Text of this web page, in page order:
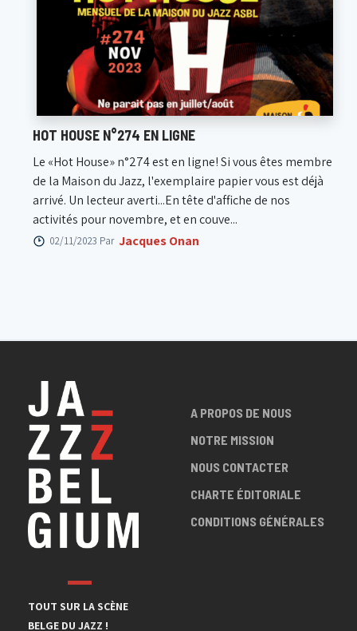
HOT HOUSE N°274 EN LIGNE
Le «Hot House» n°274 est en ligne! Si vous êtes membre
de la Maison du Jazz, l'exemplaire papier vous est déjà
arrivé. Un lecteur averti...En tête d'affiche de nos
activités pour novembre, et en couve...
02/11/2023 Par Jacques Onan
TOUT SUR LA SCÈNE
BELGE DU JAZZ !
A PROPOS DE NOUS
NOTRE MISSION
NOUS CONTACTER
CHARTE ÉDITORIALE
CONDITIONS GÉNÉRALES